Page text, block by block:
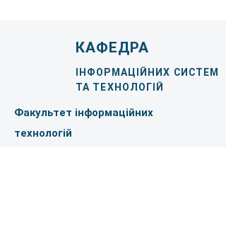
КАФЕДРА
ІНФОРМАЦІЙНИХ СИСТЕМ
ТА ТЕХНОЛОГІЙ
Факультет інформаційних
технологій